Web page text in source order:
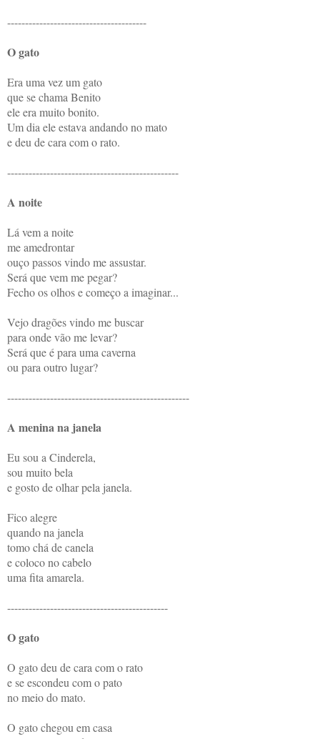
---------------------------------------
O gato
Era uma vez um gato
que se chama Benito
ele era muito bonito.
Um dia ele estava andando no mato
e deu de cara com o rato.
------------------------------------------------
A noite
Lá vem a noite
me amedrontar
ouço passos vindo me assustar.
Será que vem me pegar?
Fecho os olhos e começo a imaginar...
Vejo dragões vindo me buscar
para onde vão me levar?
Será que é para uma caverna
ou para outro lugar?
---------------------------------------------------
A menina na janela
Eu sou a Cinderela,
sou muito bela
e gosto de olhar pela janela.
Fico alegre
quando na janela
tomo chá de canela
e coloco no cabelo
uma fita amarela.
---------------------------------------------
O gato
O gato deu de cara com o rato
e se escondeu com o pato
no meio do mato.
O gato chegou em casa